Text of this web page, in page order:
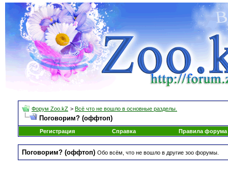
Форум Zoo.kZ > Всё что не вошло в основные разделы.
Поговорим? (оффтоп)
Регистрация Справка Правила форума
Поговорим? (оффтоп) Обо всём, что не вошло в другие зоо форумы.